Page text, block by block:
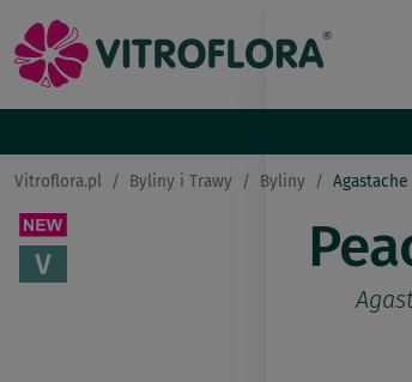
Vitroflora.pl Byliny i Trawy Byliny Agastache